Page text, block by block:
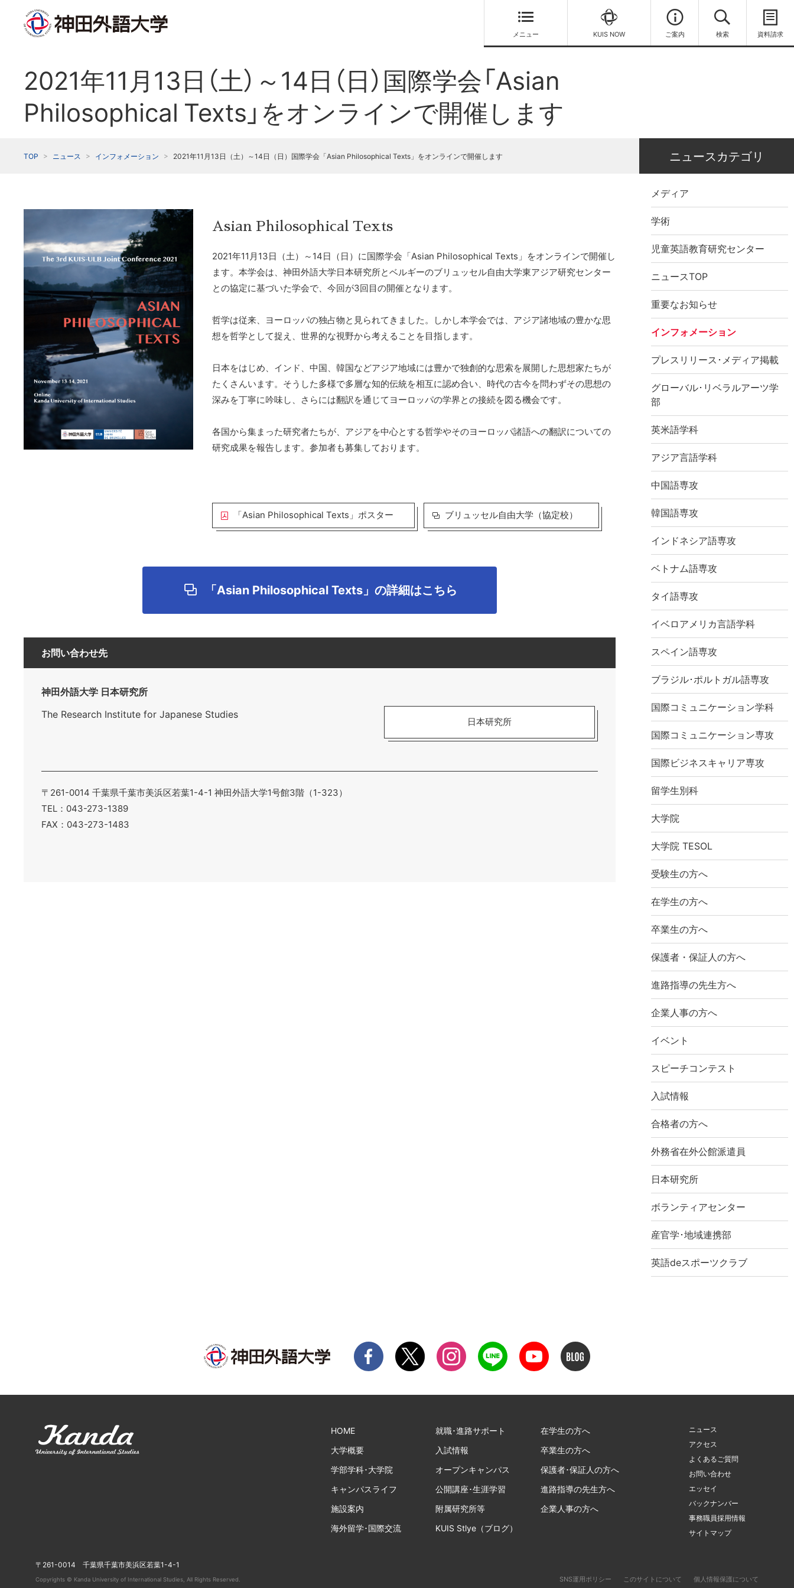
メニュー KUIS NOW ご案内 検索 資料請求
2021年11月13日（土）～14日（日）国際学会「Asian
Philosophical Texts」をオンラインで開催します
TOP ニュース インフォメーション 2021年11月13日（土）～14日（日）国際学会「Asian Philosophical Texts」をオンラインで開催します
Asian Philosophical Texts
2021年11月13日（土）～14日（日）に国際学会「Asian Philosophical Texts」をオンラインで開催し
ます。本学会は、神田外語大学日本研究所とベルギーのブリュッセル自由大学東アジア研究センター
との協定に基づいた学会で、今回が3回目の開催となります。
哲学は従来、ヨーロッパの独占物と見られてきました。しかし本学会では、アジア諸地域の豊かな思
想を哲学として捉え、世界的な視野から考えることを目指します。
日本をはじめ、インド、中国、韓国などアジア地域には豊かで独創的な思索を展開した思想家たちが
たくさんいます。そうした多様で多層な知的伝統を相互に認め合い、時代の古今を問わずその思想の
深みを丁寧に吟味し、さらには翻訳を通じてヨーロッパの学界との接続を図る機会です。
各国から集まった研究者たちが、アジアを中心とする哲学やそのヨーロッパ諸語への翻訳についての
研究成果を報告します。参加者も募集しております。
「Asian Philosophical Texts」ポスター ブリュッセル自由大学（協定校）
「Asian Philosophical Texts」の詳細はこちら
お問い合わせ先
神田外語大学 日本研究所
The Research Institute for Japanese Studies
日本研究所
〒261-0014 千葉県千葉市美浜区若葉1-4-1 神田外語大学1号館3階（1-323）
TEL：043-273-1389
FAX：043-273-1483
ニュースカテゴリ
メディア
学術
児童英語教育研究センター
ニュースTOP
重要なお知らせ
インフォメーション
プレスリリース･メディア掲載
グローバル･リベラルアーツ学
部
英米語学科
アジア言語学科
中国語専攻
韓国語専攻
インドネシア語専攻
ベトナム語専攻
タイ語専攻
イベロアメリカ言語学科
スペイン語専攻
ブラジル･ポルトガル語専攻
国際コミュニケーション学科
国際コミュニケーション専攻
国際ビジネスキャリア専攻
留学生別科
大学院
大学院 TESOL
受験生の方へ
在学生の方へ
卒業生の方へ
保護者・保証人の方へ
進路指導の先生方へ
企業人事の方へ
イベント
スピーチコンテスト
入試情報
合格者の方へ
外務省在外公館派遣員
日本研究所
ボランティアセンター
産官学･地域連携部
英語deスポーツクラブ
HOME
大学概要
学部学科･大学院
キャンパスライフ
施設案内
海外留学･国際交流
就職･進路サポート
入試情報
オープンキャンパス
公開講座･生涯学習
附属研究所等
KUIS Stlye（ブログ）
在学生の方へ
卒業生の方へ
保護者･保証人の方へ
進路指導の先生方へ
企業人事の方へ
ニュース
アクセス
よくあるご質問
お問い合わせ
エッセイ
バックナンバー
事務職員採用情報
サイトマップ
〒261-0014 千葉県千葉市美浜区若葉1-4-1
Copyrights © Kanda University of International Studies, All Rights Reserved. SNS運用ポリシー このサイトについて 個人情報保護について